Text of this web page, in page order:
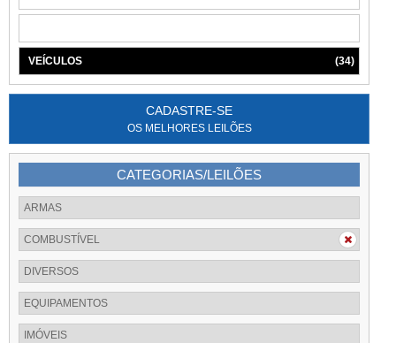
VEÍCULOS (34)
CADASTRE-SE
OS MELHORES LEILÕES
CATEGORIAS/LEILÕES
ARMAS
COMBUSTÍVEL
DIVERSOS
EQUIPAMENTOS
IMÓVEIS